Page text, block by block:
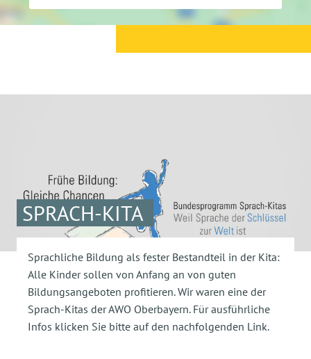
SPRACH-KITA
Sprachliche Bildung als fester Bestandteil in der Kita:
Alle Kinder sollen von Anfang an von guten
Bildungsangeboten profitieren. Wir waren eine der
Sprach-Kitas der AWO Oberbayern. Für ausführliche
Infos klicken Sie bitte auf den nachfolgenden Link.